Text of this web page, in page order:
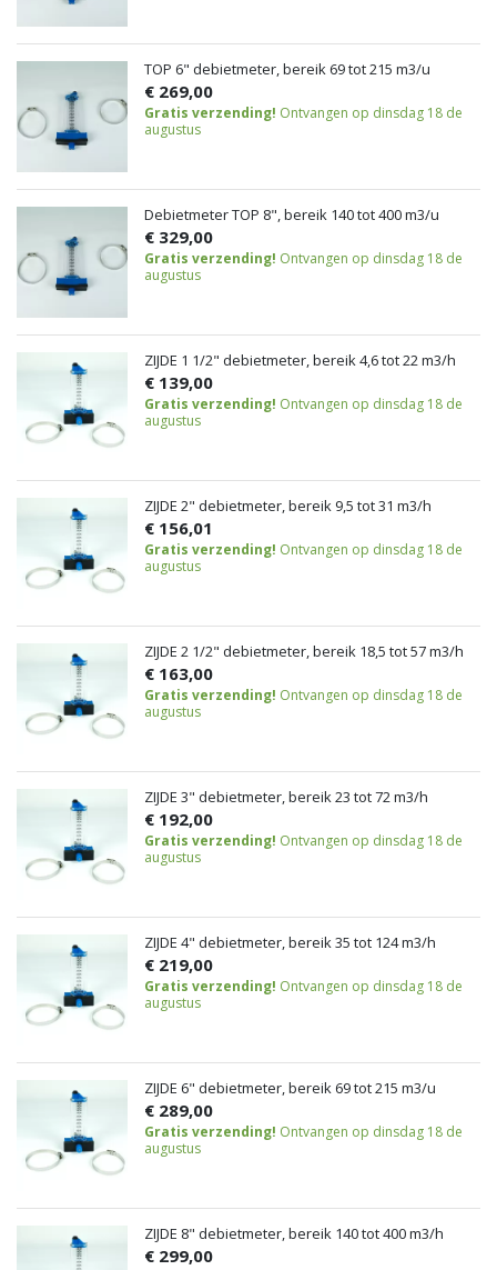
TOP 6" debietmeter, bereik 69 tot 215 m3/u
€ 269,00
Gratis verzending! Ontvangen op dinsdag 18 de
augustus
Debietmeter TOP 8", bereik 140 tot 400 m3/u
€ 329,00
Gratis verzending! Ontvangen op dinsdag 18 de
augustus
ZIJDE 1 1/2" debietmeter, bereik 4,6 tot 22 m3/h
€ 139,00
Gratis verzending! Ontvangen op dinsdag 18 de
augustus
ZIJDE 2" debietmeter, bereik 9,5 tot 31 m3/h
€ 156,01
Gratis verzending! Ontvangen op dinsdag 18 de
augustus
ZIJDE 2 1/2" debietmeter, bereik 18,5 tot 57 m3/h
€ 163,00
Gratis verzending! Ontvangen op dinsdag 18 de
augustus
ZIJDE 3" debietmeter, bereik 23 tot 72 m3/h
€ 192,00
Gratis verzending! Ontvangen op dinsdag 18 de
augustus
ZIJDE 4" debietmeter, bereik 35 tot 124 m3/h
€ 219,00
Gratis verzending! Ontvangen op dinsdag 18 de
augustus
ZIJDE 6" debietmeter, bereik 69 tot 215 m3/u
€ 289,00
Gratis verzending! Ontvangen op dinsdag 18 de
augustus
ZIJDE 8" debietmeter, bereik 140 tot 400 m3/h
€ 299,00